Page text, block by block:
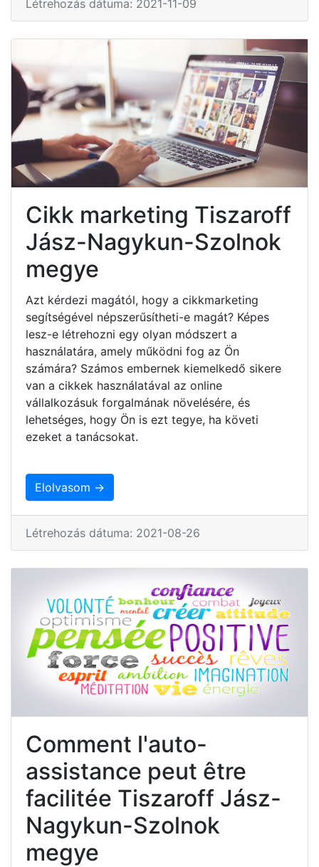
Létrehozás dátuma: 2021-11-09
Cikk marketing Tiszaroff
Jász-Nagykun-Szolnok
megye
Azt kérdezi magától, hogy a cikkmarketing
segítségével népszerűsítheti-e magát? Képes
lesz-e létrehozni egy olyan módszert a
használatára, amely működni fog az Ön
számára? Számos embernek kiemelkedő sikere
van a cikkek használatával az online
vállalkozásuk forgalmának növelésére, és
lehetséges, hogy Ön is ezt tegye, ha követi
ezeket a tanácsokat.
Elolvasom →
Létrehozás dátuma: 2021-08-26
Comment l'auto-
assistance peut être
facilitée Tiszaroff Jász-
Nagykun-Szolnok
megye